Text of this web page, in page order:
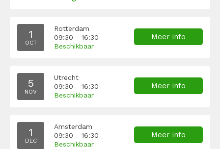
1
OCT
Rotterdam
09:30 - 16:30
Beschikbaar
Meer info
5
NOV
Utrecht
09:30 - 16:30
Beschikbaar
Meer info
1
DEC
Amsterdam
09:30 - 16:30
Beschikbaar
Meer info